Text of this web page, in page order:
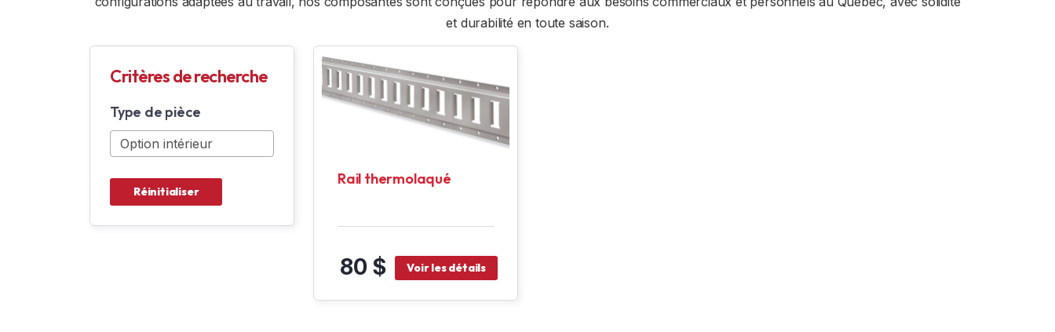
et durabilité en toute saison.
Critères de recherche
Type de pièce
Réinitialiser
Rail thermolaqué
80 $ Voir les détails